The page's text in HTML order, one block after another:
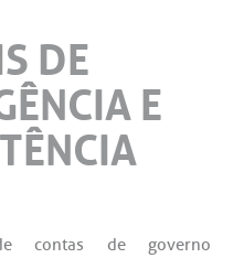
DE
E
contas de governo